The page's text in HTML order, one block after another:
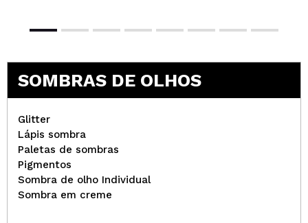
SOMBRAS DE OLHOS
Glitter
Lápis sombra
Paletas de sombras
Pigmentos
Sombra de olho Individual
Sombra em creme